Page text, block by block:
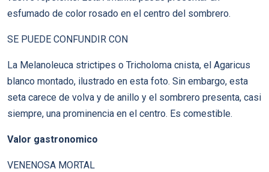
esfumado de color rosado en el centro del sombrero.
SE PUEDE CONFUNDIR CON
La Melanoleuca strictipes o Tricholoma cnista, el Agaricus
blanco montado, ilustrado en esta foto. Sin embargo, esta
seta carece de volva y de anillo y el sombrero presenta, casi
siempre, una prominencia en el centro. Es comestible.
Valor gastronomico
VENENOSA MORTAL